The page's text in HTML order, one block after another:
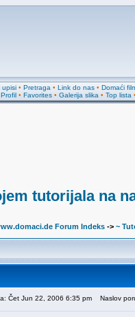
upisi• Pretraga • Link do nas• Domaći
Profil • Favorites • Galerija slika • Top lista
tutorijala na
Forum Indeks -> ~
Čet Jun 22, 2006 6:35 pm Naslov